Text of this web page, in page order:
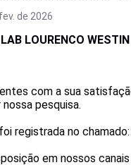
de 2026
LOURENCO
com a sua
pesquisa.
registrada no
em nossos